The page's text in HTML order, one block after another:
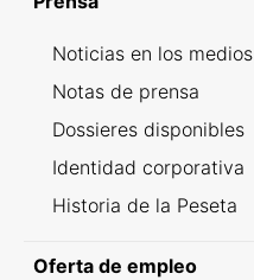
Noticias en los medios
Notas de prensa
Dossieres disponibles
Identidad corporativa
Historia de la Peseta
Oferta de empleo